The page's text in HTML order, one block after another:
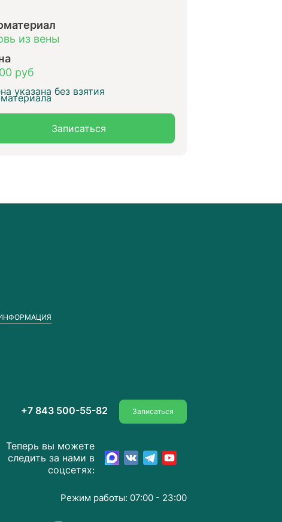
из вены
руб
указана без взятия
Записаться
+7 843 500-55-82 Записаться
Теперь вы можете
следить за нами в
соцсетях:
Режим работы: 07:00 - 23:00